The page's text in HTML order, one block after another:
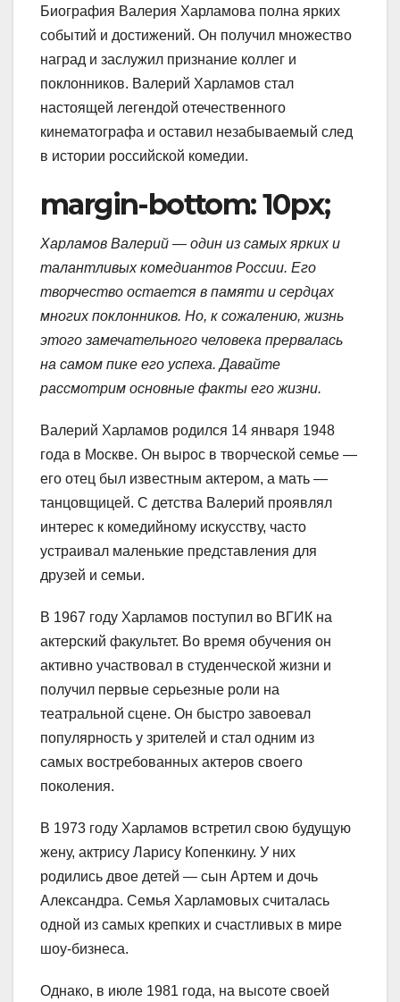
Биография Валерия Харламова полна ярких
событий и достижений. Он получил множество
наград и заслужил признание коллег и
поклонников. Валерий Харламов стал
настоящей легендой отечественного
кинематографа и оставил незабываемый след
в истории российской комедии.
margin-bottom: 10px;
Харламов Валерий — один из самых ярких и
талантливых комедиантов России. Его
творчество остается в памяти и сердцах
многих поклонников. Но, к сожалению, жизнь
этого замечательного человека прервалась
на самом пике его успеха. Давайте
рассмотрим основные факты его жизни.
Валерий Харламов родился 14 января 1948
года в Москве. Он вырос в творческой семье —
его отец был известным актером, а мать —
танцовщицей. С детства Валерий проявлял
интерес к комедийному искусству, часто
устраивал маленькие представления для
друзей и семьи.
В 1967 году Харламов поступил во ВГИК на
актерский факультет. Во время обучения он
активно участвовал в студенческой жизни и
получил первые серьезные роли на
театральной сцене. Он быстро завоевал
популярность у зрителей и стал одним из
самых востребованных актеров своего
поколения.
В 1973 году Харламов встретил свою будущую
жену, актрису Ларису Копенкину. У них
родились двое детей — сын Артем и дочь
Александра. Семья Харламовых считалась
одной из самых крепких и счастливых в мире
шоу-бизнеса.
Однако, в июле 1981 года, на высоте своей